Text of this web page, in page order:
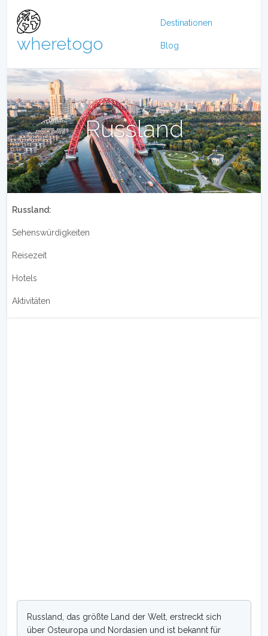
wheretogo
Destinationen
Blog
Russland
Russland:
Sehenswürdigkeiten
Reisezeit
Hotels
Aktivitäten
Russland, das größte Land der Welt, erstreckt sich
über Osteuropa und Nordasien und ist bekannt für